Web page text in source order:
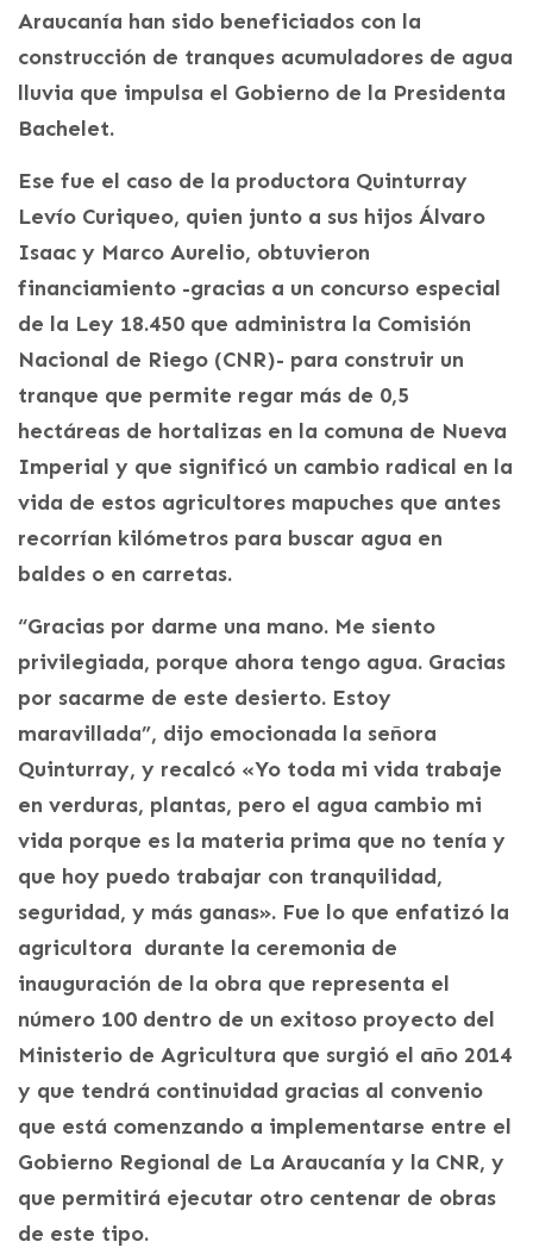
Araucanía han sido beneficiados con la
construcción de tranques acumuladores de agua
lluvia que impulsa el Gobierno de la Presidenta
Bachelet.
Ese fue el caso de la productora Quinturray
Levío Curiqueo, quien junto a sus hijos Álvaro
Isaac y Marco Aurelio, obtuvieron
financiamiento -gracias a un concurso especial
de la Ley 18.450 que administra la Comisión
Nacional de Riego (CNR)- para construir un
tranque que permite regar más de 0,5
hectáreas de hortalizas en la comuna de Nueva
Imperial y que significó un cambio radical en la
vida de estos agricultores mapuches que antes
recorrían kilómetros para buscar agua en
baldes o en carretas.
“Gracias por darme una mano. Me siento
privilegiada, porque ahora tengo agua. Gracias
por sacarme de este desierto. Estoy
maravillada”, dijo emocionada la señora
Quinturray, y recalcó «Yo toda mi vida trabaje
en verduras, plantas, pero el agua cambio mi
vida porque es la materia prima que no tenía y
que hoy puedo trabajar con tranquilidad,
seguridad, y más ganas». Fue lo que enfatizó la
agricultora durante la ceremonia de
inauguración de la obra que representa el
número 100 dentro de un exitoso proyecto del
Ministerio de Agricultura que surgió el año 2014
y que tendrá continuidad gracias al convenio
que está comenzando a implementarse entre el
Gobierno Regional de La Araucanía y la CNR, y
que permitirá ejecutar otro centenar de obras
de este tipo.